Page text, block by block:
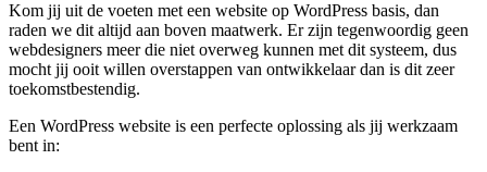
Kom jij uit de voeten met een website op WordPress basis, dan
raden we dit altijd aan boven maatwerk. Er zijn tegenwoordig geen
webdesigners meer die niet overweg kunnen met dit systeem, dus
mocht jij ooit willen overstappen van ontwikkelaar dan is dit zeer
toekomstbestendig.
Een WordPress website is een perfecte oplossing als jij werkzaam
bent in: